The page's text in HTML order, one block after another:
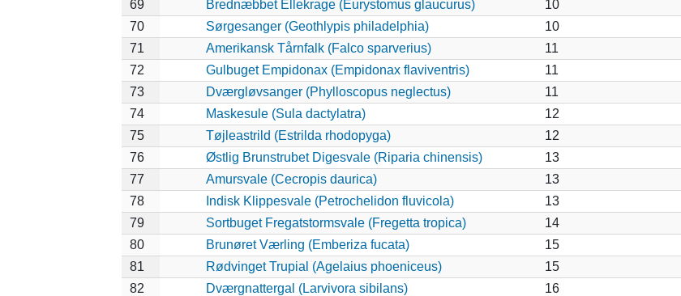
69
Brednæbbet Ellekrage (Eurystomus glaucurus)
10
70
Sørgesanger (Geothlypis philadelphia)
10
71
Amerikansk Tårnfalk (Falco sparverius)
11
72
Gulbuget Empidonax (Empidonax flaviventris)
11
73
Dværgløvsanger (Phylloscopus neglectus)
11
74
Maskesule (Sula dactylatra)
12
75
Tøjleastrild (Estrilda rhodopyga)
12
76
Østlig Brunstrubet Digesvale (Riparia chinensis)
13
77
Amursvale (Cecropis daurica)
13
78
Indisk Klippesvale (Petrochelidon fluvicola)
13
79
Sortbuget Fregatstormsvale (Fregetta tropica)
14
80
Brunøret Værling (Emberiza fucata)
15
81
Rødvinget Trupial (Agelaius phoeniceus)
15
82
Dværgnattergal (Larvivora sibilans)
16